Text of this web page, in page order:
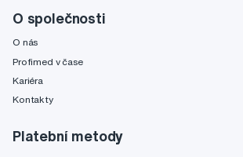
O společnosti
O nás
Profimed v čase
Kariéra
Kontakty
Platební metody